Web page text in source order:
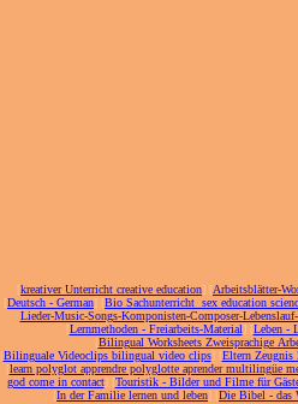
[kreativer Unterricht creative education] [Arbeitsblätter-
[Deutsch - German] [Bio Sachunterricht sex education
Lieder-Music-Songs-Komponisten-Composer-
[Lernmethoden - Freiarbeits-Material] [Leben -
[Bilingual Worksheets Zweisprachige
[Bilinguale Videoclips bilingual video clips] [Eltern Zeugnis
[learn polyglot apprendre polyglotte aprender multilingüe
god come in contact] [Touristik - Bilder und Filme für
[In der Familie lernen und leben] [Die Bibel - das